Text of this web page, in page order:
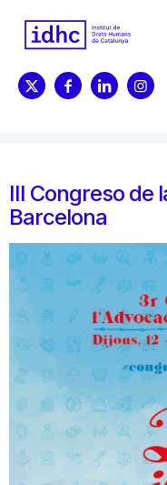
III Congreso de
Barcelona